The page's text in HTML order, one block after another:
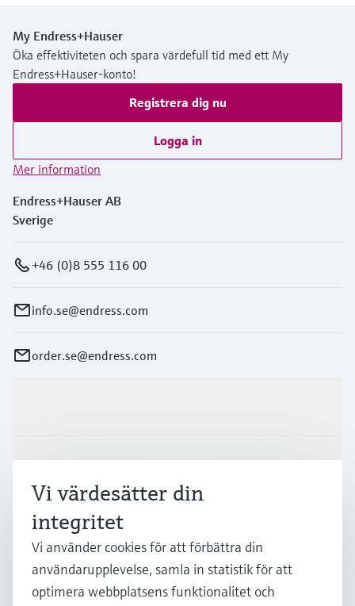
My Endress+Hauser
Öka effektiviteten och spara värdefull tid med ett My
Endress+Hauser-konto!
Registrera dig nu
Logga in
Mer information
Endress+Hauser AB
Sverige
+46 (0)8 555 116 00
info.se@endress.com
order.se@endress.com
Industrier
Support
Vi värdesätter din
integritet
Vi använder cookies för att förbättra din
användarupplevelse, samla in statistik för att
optimera webbplatsens funktionalitet och